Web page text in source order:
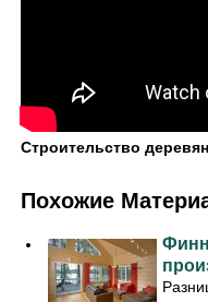
Строительство
Похожие